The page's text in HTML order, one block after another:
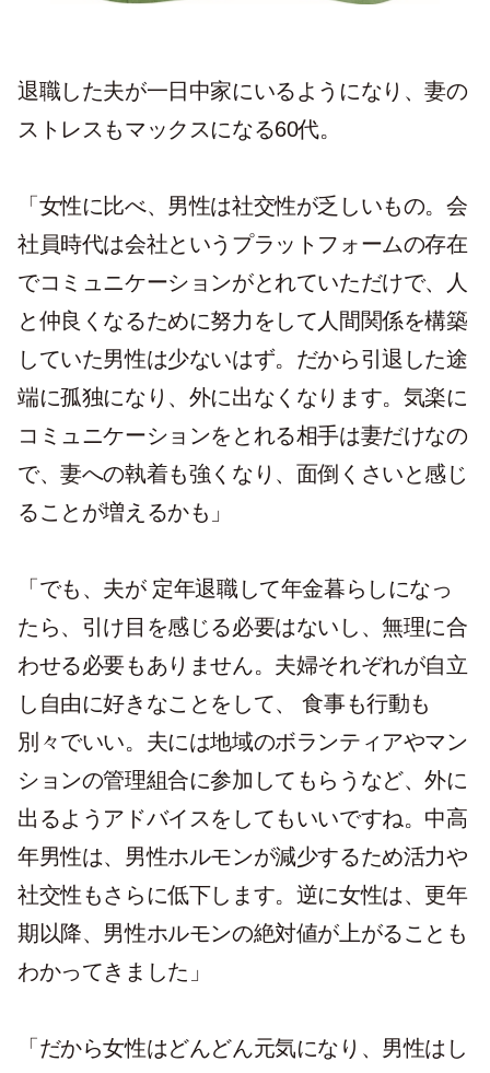
退職した夫が一日中家にいるようになり、妻の
ストレスもマックスになる60代。
「女性に比べ、男性は社交性が乏しいもの。会
社員時代は会社というプラットフォームの存在
でコミュニケーションがとれていただけで、人
と仲良くなるために努力をして人間関係を構築
していた男性は少ないはず。だから引退した途
端に孤独になり、外に出なくなります。気楽に
コミュニケーションをとれる相手は妻だけなの
で、妻への執着も強くなり、面倒くさいと感じ
ることが増えるかも」
「でも、夫が 定年退職して年金暮らしになっ
たら、引け目を感じる必要はないし、無理に合
わせる必要もありません。夫婦それぞれが自立
し自由に好きなことをして、 食事も行動も
別々でいい。夫には地域のボランティアやマン
ションの管理組合に参加してもらうなど、外に
出るようアドバイスをしてもいいですね。中高
年男性は、男性ホルモンが減少するため活力や
社交性もさらに低下します。逆に女性は、更年
期以降、男性ホルモンの絶対値が上がることも
わかってきました」
「だから女性はどんどん元気になり、男性はし